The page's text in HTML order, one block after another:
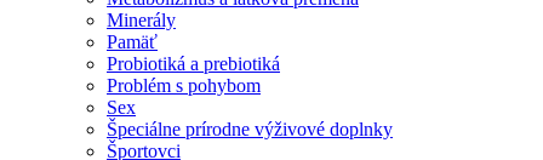
Minerály
Pamäť
Probiotiká a prebiotiká
Problém s pohybom
Sex
Špeciálne prírodne výživové doplnky
Športovci